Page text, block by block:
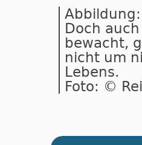
Doch
bewacht,
nicht um
Lebens.
Foto: ©